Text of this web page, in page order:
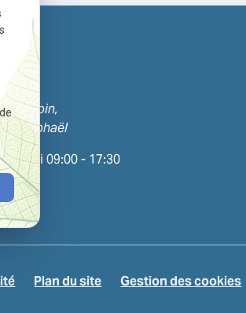
39
Papin,
Raphaël
09:00 - 17:30
Plan du site Gestion des cookies